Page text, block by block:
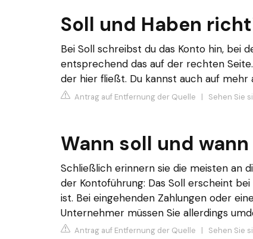
Soll und Haben
Bei Soll schreibst du das Konto hin, bei
entsprechend das auf der rechten
der hier fließt. Du kannst auch auf mehr
Antrag auf Entfernung der Quelle | Sehen Sie
Wann soll und
Schließlich erinnern sie die meisten an
der Kontoführung: Das Soll erscheint
ist. Bei eingehenden Zahlungen oder
Unternehmer müssen Sie allerdings
Antrag auf Entfernung der Quelle | Sehen Sie